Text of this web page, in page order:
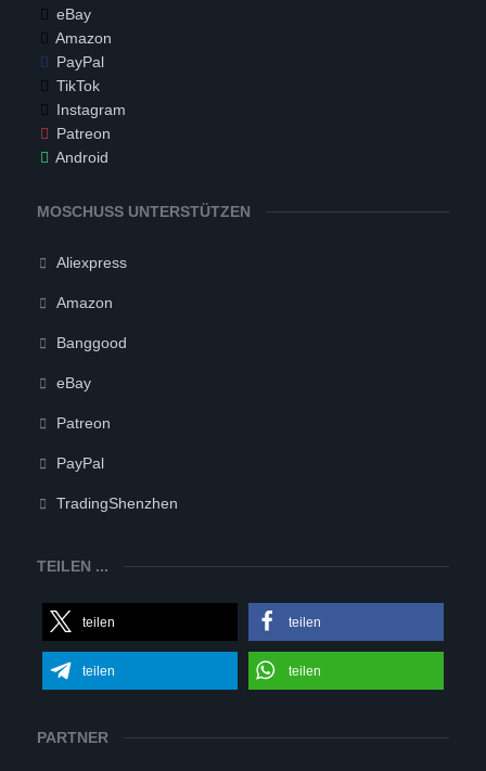
eBay
Amazon
PayPal
TikTok
Instagram
Patreon
Android
MOSCHUSS UNTERSTÜTZEN
Aliexpress
Amazon
Banggood
eBay
Patreon
PayPal
TradingShenzhen
TEILEN ...
teilen teilen
teilen teilen
PARTNER